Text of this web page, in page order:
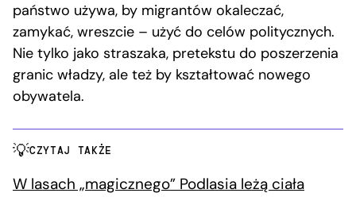
państwo używa, by migrantów okaleczać,
zamykać, wreszcie – użyć do celów politycznych.
Nie tylko jako straszaka, pretekstu do poszerzenia
granic władzy, ale też by kształtować nowego
obywatela.
CZYTAJ TAKŻE
W lasach „magicznego” Podlasia leżą ciała